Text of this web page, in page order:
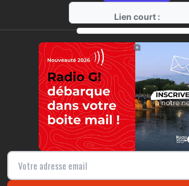
Lien court :
https://radio-g.fr?3520
⧉